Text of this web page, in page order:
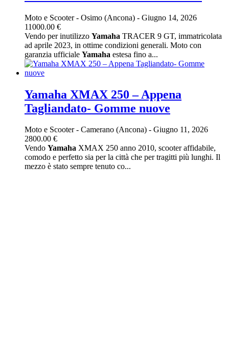
Moto e Scooter- Osimo (Ancona) - Giugno 14, 2026
11000.00 €
Vendo per inutilizzo Yamaha TRACER 9 GT, immatricolata
ad aprile 2023, in ottime condizioni generali. Moto con
garanzia ufficiale Yamaha estesa fino a...
Yamaha XMAX 250 – Appena
Tagliandato- Gomme nuove
Moto e Scooter- Camerano (Ancona) - Giugno 11, 2026
2800.00 €
Vendo Yamaha XMAX 250 anno 2010, scooter affidabile,
comodo e perfetto sia per la città che per tragitti più lunghi. Il
mezzo è stato sempre tenuto co...